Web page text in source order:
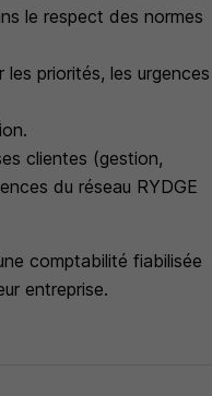
le respect des normes
priorités, les urgences
clientes (gestion,
du réseau RYDGE
comptabilité fiabilisée
entreprise.